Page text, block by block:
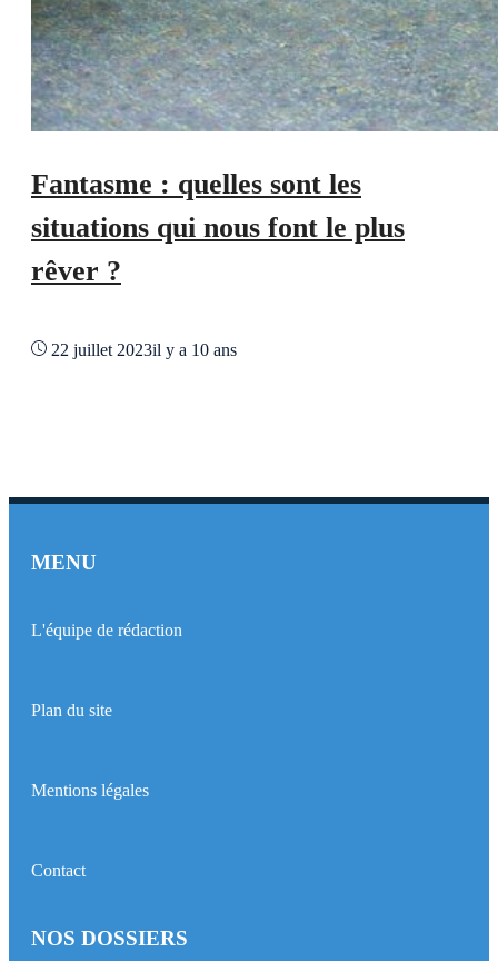
Fantasme : quelles sont les
situations qui nous font le plus
rêver ?
22 juillet 2023il y a 10 ans
MENU
L'équipe de rédaction
Plan du site
Mentions légales
Contact
NOS DOSSIERS